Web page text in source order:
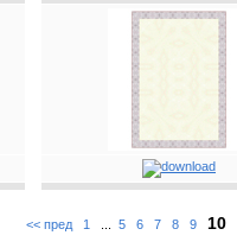
<< пред 1 5 6 7 8 9 10